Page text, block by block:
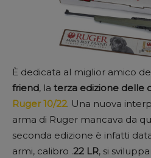
È dedicata al miglior amico
friend, la terza edizione delle
Ruger 10/22. Una nuova
arma di Ruger mancava da
seconda edizione è infatti
armi, calibro .22 LR, si